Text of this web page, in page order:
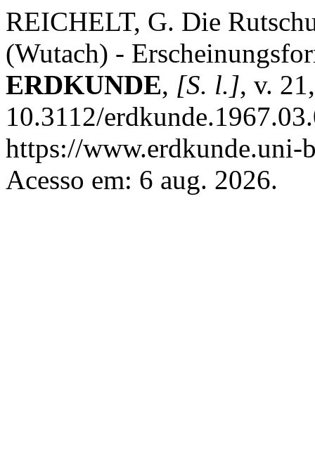
REICHELT, G. Die
(Wutach) -
ERDKUNDE, [S. l.], v.
10.3112/
https://www.erdkunde.uni-
Acesso em: 6 aug. 2026.